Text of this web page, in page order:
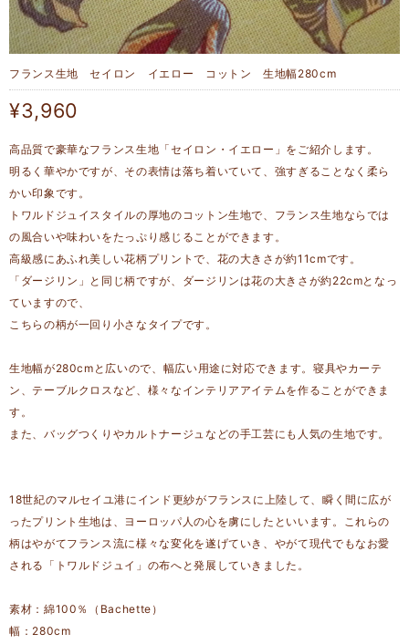
フランス生地 セイロン イエロー コットン 生地幅280cm
¥3,960
高品質で豪華なフランス生地「セイロン・イエロー」をご紹介します。
明るく華やかですが、その表情は落ち着いていて、強すぎることなく柔ら
かい印象です。
トワルドジュイスタイルの厚地のコットン生地で、フランス生地ならでは
の風合いや味わいをたっぷり感じることができます。
高級感にあふれ美しい花柄プリントで、花の大きさが約11cmです。
「ダージリン」と同じ柄ですが、ダージリンは花の大きさが約22cmとなっ
ていますので、
こちらの柄が一回り小さなタイプです。
生地幅が280cmと広いので、幅広い用途に対応できます。寝具やカーテ
ン、テーブルクロスなど、様々なインテリアアイテムを作ることができま
す。
また、バッグつくりやカルトナージュなどの手工芸にも人気の生地です。
18世紀のマルセイユ港にインド更紗がフランスに上陸して、瞬く間に広が
ったプリント生地は、ヨーロッパ人の心を虜にしたといいます。これらの
柄はやがてフランス流に様々な変化を遂げていき、やがて現代でもなお愛
される「トワルドジュイ」の布へと発展していきました。
素材：綿100％（Bachette）
幅：280cm